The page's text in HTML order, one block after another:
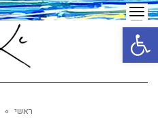
ראשי »